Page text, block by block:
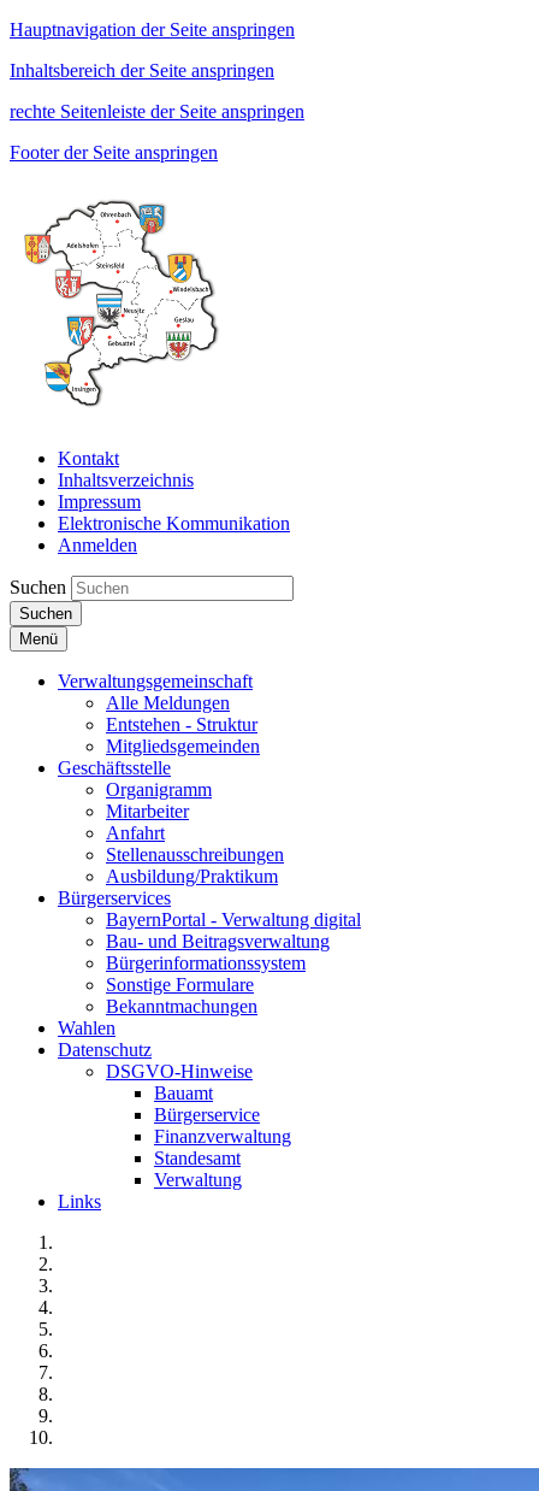
Hauptnavigation der Seite anspringen
Inhaltsbereich der Seite anspringen
rechte Seitenleiste der Seite anspringen
Footer der Seite anspringen
Kontakt
Inhaltsverzeichnis
Impressum
Elektronische Kommunikation
Anmelden
Suchen
Suchen
Menü
Verwaltungsgemeinschaft
Alle Meldungen
Entstehen - Struktur
Mitgliedsgemeinden
Geschäftsstelle
Organigramm
Mitarbeiter
Anfahrt
Stellenausschreibungen
Ausbildung/Praktikum
Bürgerservices
BayernPortal - Verwaltung digital
Bau- und Beitragsverwaltung
Bürgerinformationssystem
Sonstige Formulare
Bekanntmachungen
Wahlen
Datenschutz
DSGVO-Hinweise
Bauamt
Bürgerservice
Finanzverwaltung
Standesamt
Verwaltung
Links